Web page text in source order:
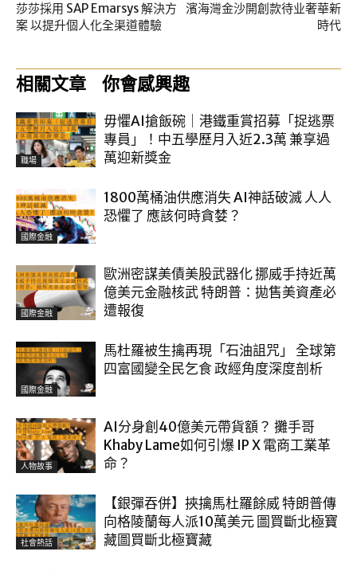
莎莎採用 SAP Emarsys 解決方
案 以提升個人化全渠道體驗
濱海灣金沙開創款待业奢華新
時代
相關文章 你會感興趣
職場
毋懼AI搶飯碗｜港鐵重賞招募「捉逃票
專員」！中五學歷月入近2.3萬 兼享過
萬迎新獎金
國際金融
1800萬桶油供應消失 AI神話破滅 人人
恐懼了 應該何時貪婪？
國際金融
歐洲密謀美債美股武器化 挪威手持近萬
億美元金融核武 特朗普：拋售美資產必
遭報復
國際金融
馬杜羅被生擒再現「石油詛咒」 全球第
四富國變全民乞食 政經角度深度剖析
人物故事
AI分身創40億美元帶貨額？ 攤手哥
Khaby Lame如何引爆 IP X 電商工業革
命？
社會熱話
【銀彈吞併】挾擒馬杜羅餘威 特朗普傳
向格陵蘭每人派10萬美元 圖買斷北極寶
藏圖買斷北極寶藏